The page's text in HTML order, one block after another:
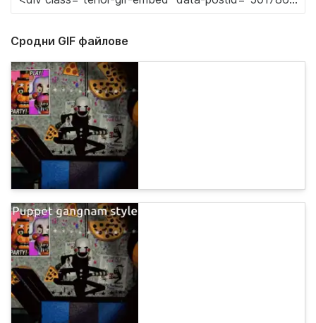
Сродни GIF файлове